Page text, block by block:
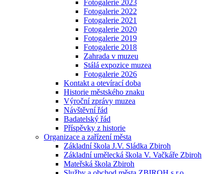
Fotogalerie 2023
Fotogalerie 2022
Fotogalerie 2021
Fotogalerie 2020
Fotogalerie 2019
Fotogalerie 2018
Zahrada v muzeu
Stálá expozice muzea
Fotogalerie 2026
Kontakt a otevírací doba
Historie městského znaku
Výroční zprávy muzea
Návštěvní řád
Badatelský řád
Příspěvky z historie
Organizace a zařízení města
Základní škola J.V. Sládka Zbiroh
Základní umělecká škola V. Vačkáře Zbiroh
Mateřská škola Zbiroh